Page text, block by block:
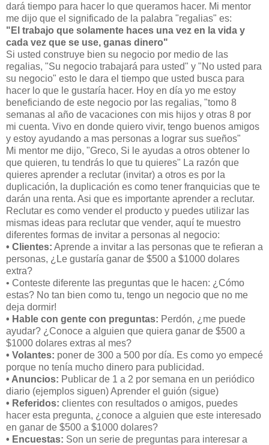
dará tiempo para hacer lo que queramos hacer. Mi mentor
me dijo que el significado de la palabra "regalias" es:
"El trabajo que solamente haces una vez en la vida y
cada vez que se use, ganas dinero"
Si usted construye bien su negocio por medio de las
regalias, "Su negocio trabajará para usted" y "No usted para
su negocio" esto le dara el tiempo que usted busca para
hacer lo que le gustaría hacer. Hoy en día yo me estoy
beneficiando de este negocio por las regalias, "tomo 8
semanas al año de vacaciones con mis hijos y otras 8 por
mi cuenta. Vivo en donde quiero vivir, tengo buenos amigos
y estoy ayudando a mas personas a lograr sus sueños"
Mi mentor me dijo, "Greco, Si le ayudas a otros obtener lo
que quieren, tu tendrás lo que tu quieres" La razón que
quieres aprender a reclutar (invitar) a otros es por la
duplicación, la duplicación es como tener franquicias que te
darán una renta. Asi que es importante aprender a reclutar.
Reclutar es como vender el producto y puedes utilizar las
mismas ideas para reclutar que vender, aquí te muestro
diferentes formas de invitar a personas al negocio:
• Clientes: Aprende a invitar a las personas que te refieran a
personas, ¿Le gustaría ganar de $500 a $1000 dolares
extra?
• Conteste diferente las preguntas que le hacen: ¿Cómo
estas? No tan bien como tu, tengo un negocio que no me
deja dormir!
• Hable con gente con preguntas: Perdón, ¿me puede
ayudar? ¿Conoce a alguien que quiera ganar de $500 a
$1000 dolares extras al mes?
• Volantes: poner de 300 a 500 por día. Es como yo empecé
porque no tenía mucho dinero para publicidad.
• Anuncios: Publicar de 1 a 2 por semana en un periódico
diario (ejemplos siguen) Aprender el guión (sigue)
• Referidos: clientes con resultados o amigos, puedes
hacer esta pregunta, ¿conoce a alguien que este interesado
en ganar de $500 a $1000 dolares?
• Encuestas: Son un serie de preguntas para interesar a